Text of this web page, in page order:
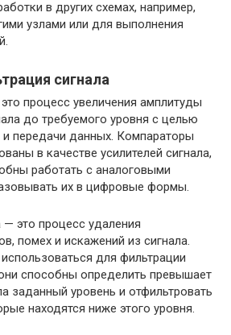
в других схемах, например,
узлами или для выполнения
сигнала
процесс увеличения амплитуды
до требуемого уровня с целью
и передачи данных. Компараторы
в качестве усилителей сигнала,
работать с аналоговыми
их в цифровые формы.
это процесс удаления
помех и искажений из сигнала.
для фильтрации
способны определить превышает
заданный уровень и отфильтровать
находятся ниже этого уровня.